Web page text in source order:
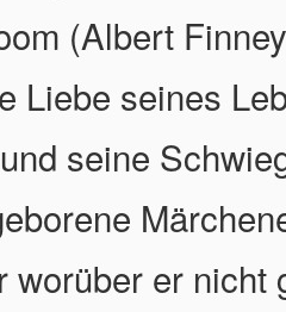
(Albert
Liebe seines
seine
worüber er